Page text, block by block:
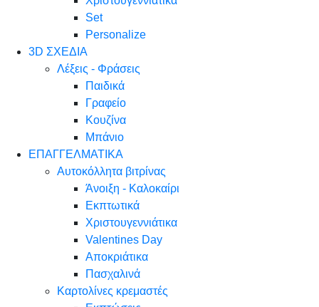
Set
Personalize
3D ΣΧΕΔΙΑ
Λέξεις - Φράσεις
Παιδικά
Γραφείο
Κουζίνα
Μπάνιο
ΕΠΑΓΓΕΛΜΑΤΙΚΑ
Αυτοκόλλητα βιτρίνας
Άνοιξη - Καλοκαίρι
Εκπτωτικά
Χριστουγεννιάτικα
Valentines Day
Αποκριάτικα
Πασχαλινά
Καρτολίνες κρεμαστές